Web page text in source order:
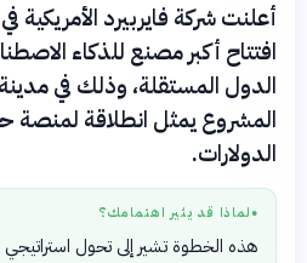
افتتاح أكبر مصنع للذكاء
الدول المستقلة، وذلك في مدينة
المشروع يمثل انطلاقة لمنصة
الدولارات.
● لماذا قد يثير اهتمامك؟
هذه الخطوة تشير إلى تحول